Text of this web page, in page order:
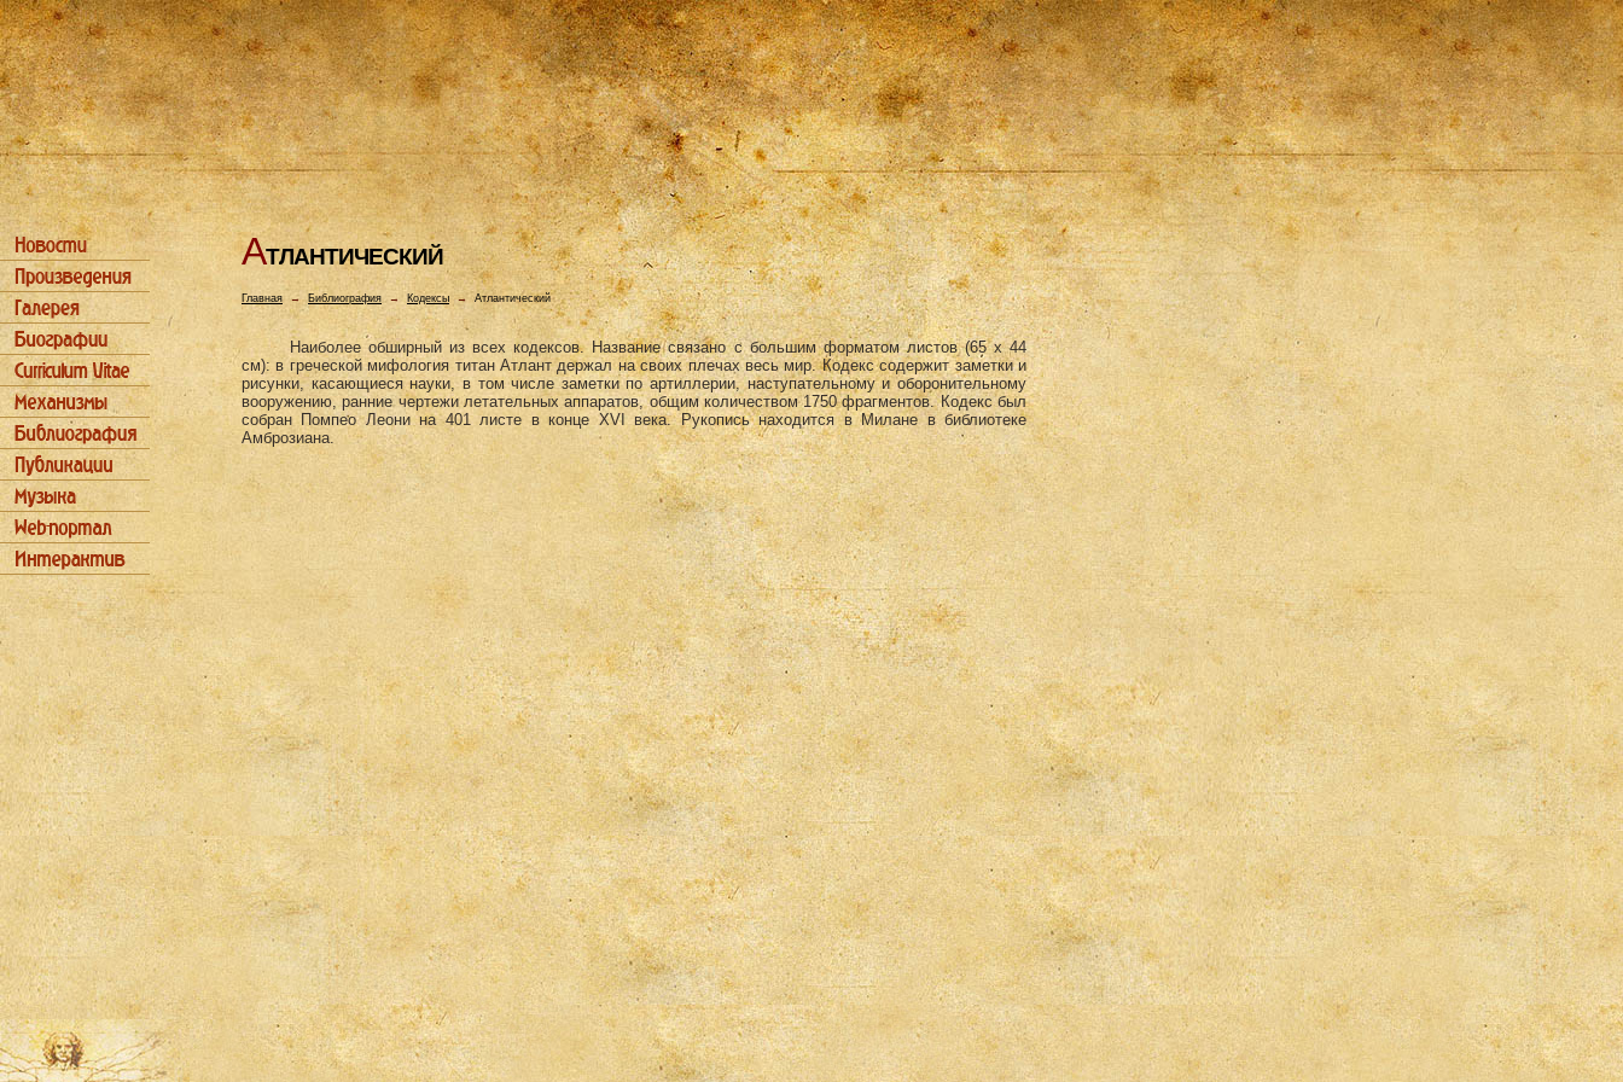
АТЛАHТИЧЕСКИЙ
Главная→ Библиография → Кодексы →Атлантический
Наиболее обширный из всех кодексов. Название связано с большим форматом листов (65 х 44
см): в греческой мифология титан Атлант держал на своих плечах весь мир. Кодекс содержит заметки и
рисунки, касающиеся науки, в том числе заметки по артиллерии, наступательному и оборонительному
вооружению, ранние чертежи летательных аппаратов, общим количеством 1750 фрагментов. Кодекс был
собран Помпео Леони на 401 листе в конце XVI века. Рукопись находится в Милане в библиотеке
Амброзиана.